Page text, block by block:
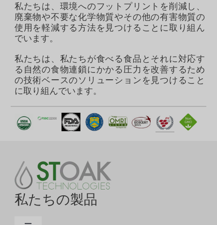
私たちは、環境へのフットプリントを削減し、
廃棄物や不要な化学物質やその他の有害物質の
使用を軽減する方法を見つけることに取り組ん
でいます。
私たちは、私たちが食べる食品とそれに対応す
る自然の食物連鎖にかかる圧力を改善するため
の技術ベースのソリューションを見つけること
に取り組んでいます。
私たちの製品